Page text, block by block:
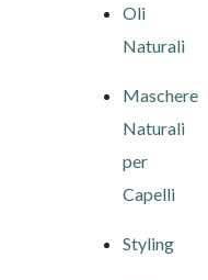
Oli
Naturali
Maschere
Naturali
per
Capelli
Styling